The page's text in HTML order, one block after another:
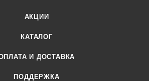
АКЦИИ
КАТАЛОГ
И ДОСТАВКА
ПОДДЕРЖКА